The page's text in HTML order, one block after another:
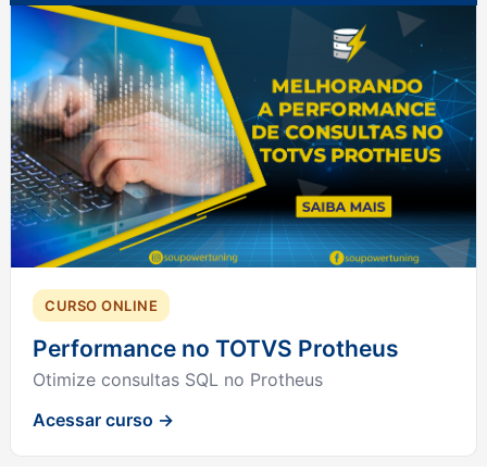
CURSO ONLINE
Performance no TOTVS Protheus
Otimize consultas SQL no Protheus
Acessar curso →